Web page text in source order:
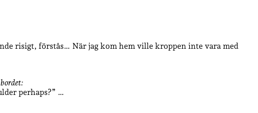
risigt, förstås… När jag kom hem ville kroppen inte vara med
perhaps?” …